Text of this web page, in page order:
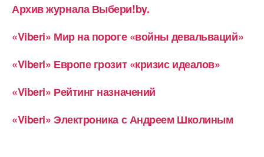
Архив журнала Выбери!by.
«Viberi» Мир на пороге «войны девальваций»
«Viberi» Европе грозит «кризис идеалов»
«Viberi» Рейтинг назначений
«Viberi» Электроника с Андреем Школиным